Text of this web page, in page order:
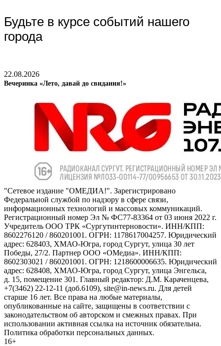
Будьте в курсе событий нашего
города
22.08.2026
Вечеринка «Лето, давай до свидания!»
"Сетевое издание "ОМЕДИА!". Зарегистрировано
Федеральной службой по надзору в сфере связи,
информационных технологий и массовых коммуникаций.
Регистрационный номер Эл № ФС77-83364 от 03 июня 2022 г.
Учредитель ООО ТРК «Сургутинтерновости». ИНН/КПП:
8602276120 / 860201001. ОГРН: 1178617004257. Юридический
адрес: 628403, ХМАО-Югра, город Сургут, улица 30 лет
Победы, 27/2. Партнер ООО «ОМедиа». ИНН/КПП:
8602303021 / 860201001. ОГРН: 1218600006635. Юридический
адрес: 628408, ХМАО-Югра, город Сургут, улица Энгельса,
д. 15, помещение 301. Главный редактор: Д.М. Караченцева,
+7(3462) 22-12-11 (доб.6109), site@in-news.ru. Для детей
старше 16 лет. Все права на любые материалы,
опубликованные на сайте, защищены в соответствии с
законодательством об авторском и смежных правах. При
использовании активная ссылка на источник обязательна.
Политика обработки персональных данных.
16+